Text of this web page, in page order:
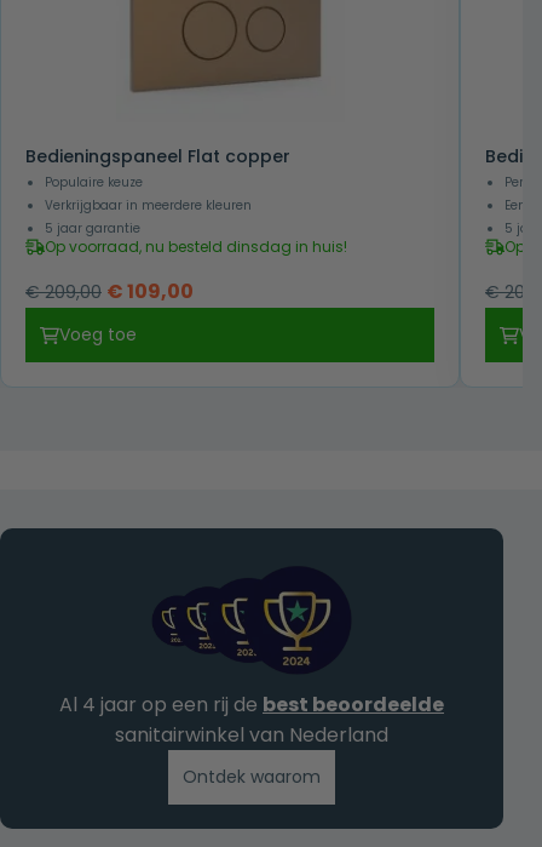
Bedieningspaneel Flat copper
Populaire keuze
Verkrijgbaar in meerdere kleuren
5 jaar garantie
Op voorraad, nu besteld dinsdag in huis!
€209,00 Oorspronkelijke
€ 209,00.
€109,00
€ 109,00.
Voeg toe
5
Op
€
Al 4 jaar op een rij de best beoordeelde
sanitairwinkel van Nederland
Ontdek waarom